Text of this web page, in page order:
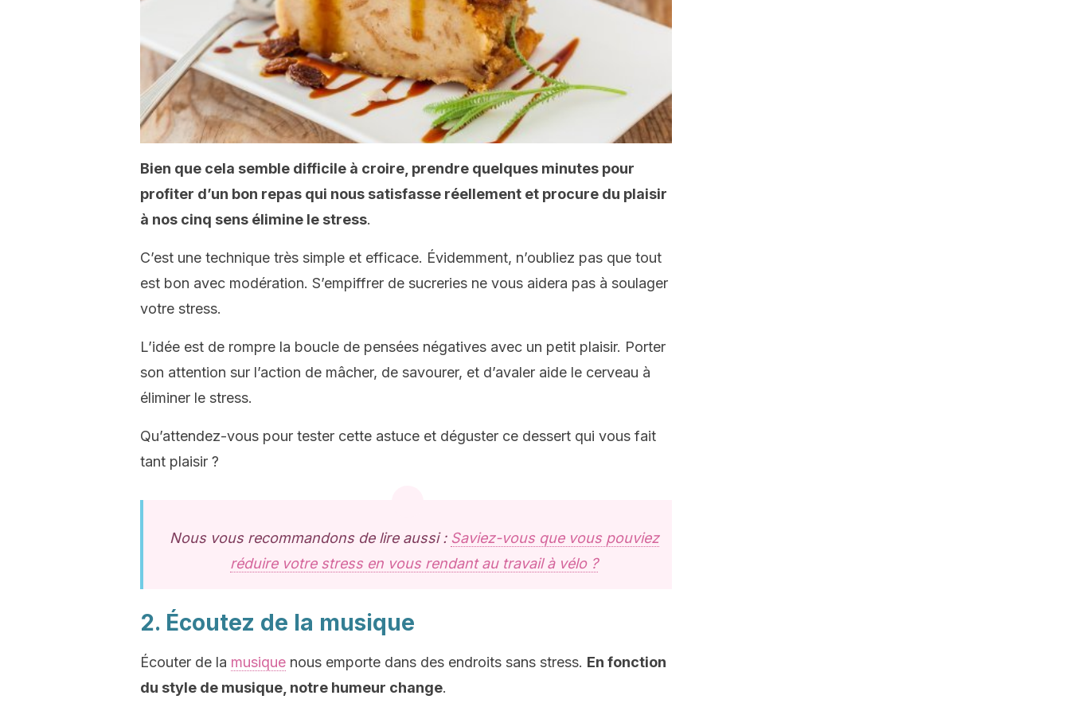
Bien que cela semble difficile à croire, prendre quelques minutes pour
profiter d’un bon repas qui nous satisfasse réellement et procure du plaisir
à nos cinq sens élimine le stress.
C’est une technique très simple et efficace. Évidemment, n’oubliez pas que tout
est bon avec modération. S’empiffrer de sucreries ne vous aidera pas à soulager
votre stress.
L’idée est de rompre la boucle de pensées négatives avec un petit plaisir. Porter
son attention sur l’action de mâcher, de savourer, et d’avaler aide le cerveau à
éliminer le stress.
Qu’attendez-vous pour tester cette astuce et déguster ce dessert qui vous fait
tant plaisir ?
Nous vous recommandons de lire aussi : Saviez-vous que vous pouviez
réduire votre stress en vous rendant au travail à vélo ?
2. Écoutez de la musique
Écouter de la musique nous emporte dans des endroits sans stress. En fonction
du style de musique, notre humeur change.